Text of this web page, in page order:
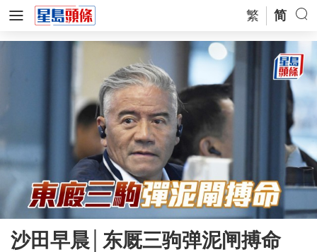
繁 简
沙田早晨│东厩三驹弹泥闸搏命